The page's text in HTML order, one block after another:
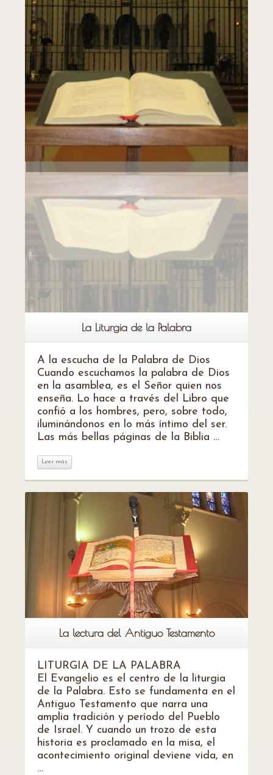
Leer más
La Liturgia de la Palabra
A la escucha de la Palabra de Dios
Cuando escuchamos la palabra de Dios
en la asamblea, es el Señor quien nos
enseña. Lo hace a través del Libro que
confió a los hombres, pero, sobre todo,
iluminándonos en lo más íntimo del ser.
Las más bellas páginas de la Biblia …
Leer más
Leer más
La lectura del Antiguo Testamento
LITURGIA DE LA PALABRA
El Evangelio es el centro de la liturgia
de la Palabra. Esto se fundamenta en el
Antiguo Testamento que narra una
amplia tradición y período del Pueblo
de Israel. Y cuando un trozo de esta
historia es proclamado en la misa, el
acontecimiento original deviene vida, en
…